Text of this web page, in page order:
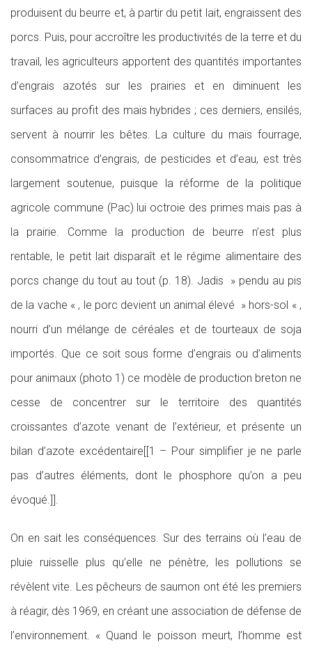
produisent du beurre et, à partir du petit lait, engraissent des
porcs. Puis, pour accroître les productivités de la terre et du
travail, les agriculteurs apportent des quantités importantes
d’engrais azotés sur les prairies et en diminuent les
surfaces au profit des maïs hybrides ; ces derniers, ensilés,
servent à nourrir les bêtes. La culture du maïs fourrage,
consommatrice d’engrais, de pesticides et d’eau, est très
largement soutenue, puisque la réforme de la politique
agricole commune (Pac) lui octroie des primes mais pas à
la prairie. Comme la production de beurre n’est plus
rentable, le petit lait disparaît et le régime alimentaire des
porcs change du tout au tout (p. 18). Jadis » pendu au pis
de la vache « , le porc devient un animal élevé » hors-sol « ,
nourri d’un mélange de céréales et de tourteaux de soja
importés. Que ce soit sous forme d’engrais ou d’aliments
pour animaux (photo 1) ce modèle de production breton ne
cesse de concentrer sur le territoire des quantités
croissantes d’azote venant de l’extérieur, et présente un
bilan d’azote excédentaire[[1 – Pour simplifier je ne parle
pas d’autres éléments, dont le phosphore qu’on a peu
évoqué.]].
On en sait les conséquences. Sur des terrains où l’eau de
pluie ruisselle plus qu’elle ne pénètre, les pollutions se
révèlent vite. Les pêcheurs de saumon ont été les premiers
à réagir, dès 1969, en créant une association de défense de
l’environnement. « Quand le poisson meurt, l’homme est